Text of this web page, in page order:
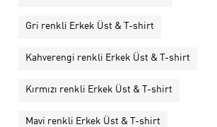
Gri renkli Erkek Üst & T-shirt
Kahverengi renkli Erkek Üst & T-shirt
Kırmızı renkli Erkek Üst & T-shirt
Mavi renkli Erkek Üst & T-shirt